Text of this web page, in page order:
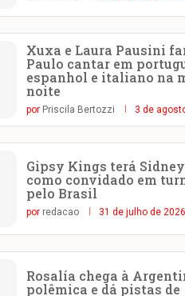
Xuxa e Laura Pausini
Paulo cantar em
espanhol e italiano na
noite
por Priscila Bertozzi 3 de
Gipsy Kings terá
como convidado em
pelo Brasil
por redacao 31 de julho de 2026
Rosalía chega à
polêmica e dá pistas de